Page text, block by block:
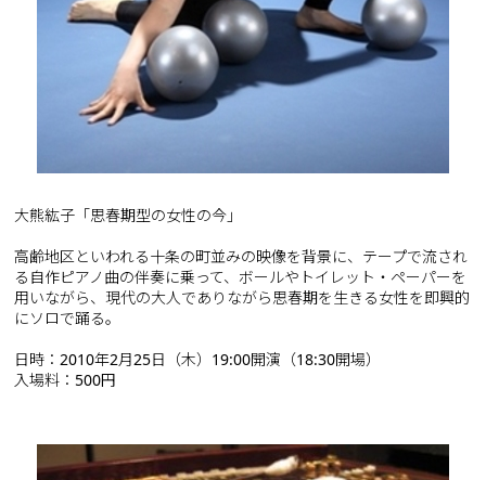
大熊紘子「思春期型の女性の今」
高齢地区といわれる十条の町並みの映像を背景に、テープで流され
る自作ピアノ曲の伴奏に乗って、ボールやトイレット・ペーパーを
用いながら、現代の大人でありながら思春期を生きる女性を即興的
にソロで踊る。
日時：2010年2月25日（木）19:00開演（18:30開場）
入場料：500円